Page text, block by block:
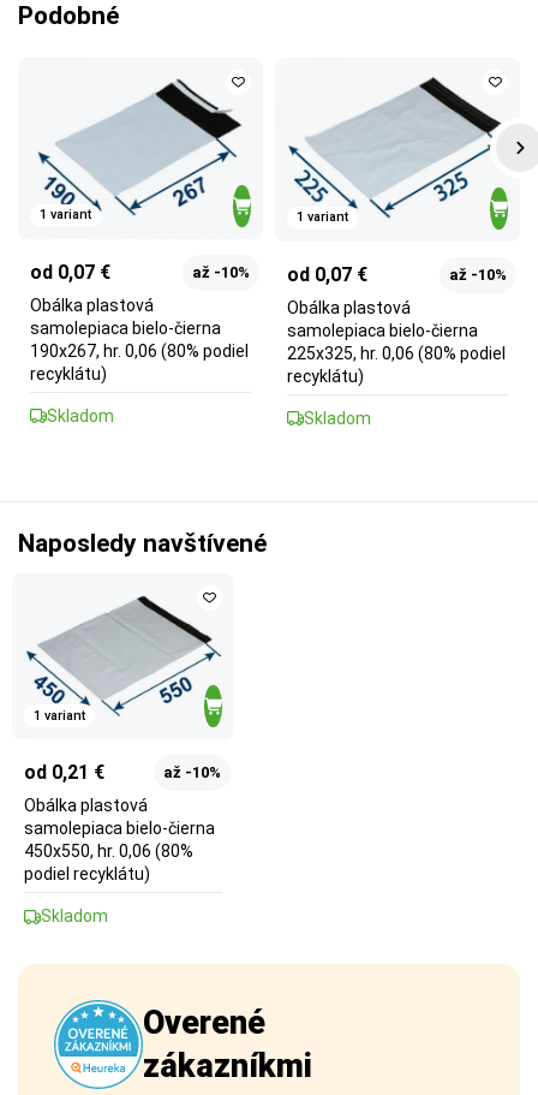
Podobné
1 variant
od 0,07 € až -10%
Obálka plastová
samolepiaca bielo-čierna
190x267, hr. 0,06 (80% podiel
recyklátu)
Skladom
1 variant
od 0,07 € až -10%
Obálka plastová
samolepiaca bielo-čierna
225x325, hr. 0,06 (80% podiel
recyklátu)
Skladom
Naposledy navštívené
1 variant
od 0,21 € až -10%
Obálka plastová
samolepiaca bielo-čierna
450x550, hr. 0,06 (80%
podiel recyklátu)
Skladom
Overené
zákazníkmi